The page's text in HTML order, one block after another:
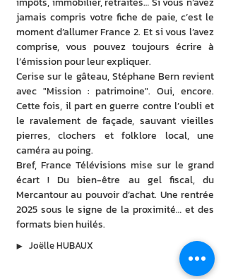
jamais compris votre fiche de paie, c’est le
moment d’allumer France 2. Et si vous l’avez
comprise, vous pouvez toujours écrire à
l’émission pour leur expliquer.
Cerise sur le gâteau, Stéphane Bern revient
avec "Mission : patrimoine". Oui, encore.
Cette fois, il part en guerre contre l’oubli et
le ravalement de façade, sauvant vieilles
pierres, clochers et folklore local, une
caméra au poing.
Bref, France Télévisions mise sur le grand
écart ! Du bien-être au gel fiscal, du
Mercantour au pouvoir d’achat. Une rentrée
2025 sous le signe de la proximité… et des
formats bien huilés.
▶︎ Joëlle HUBAUX